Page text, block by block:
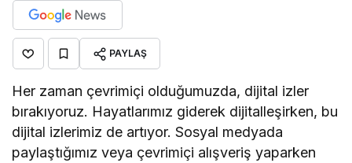
PAYLAŞ
Her zaman çevrimiçi olduğumuzda, dijital izler
bırakıyoruz. Hayatlarımız giderek dijitalleşirken, bu
dijital izlerimiz de artıyor. Sosyal medyada
paylaştığımız veya çevrimiçi alışveriş yaparken